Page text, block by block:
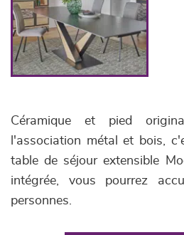
Céramique et pied
l'association métal et bois,
table de séjour extensible
intégrée, vous pourrez
personnes.